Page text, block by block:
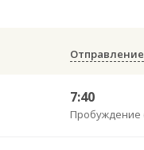
Отправление
7:40